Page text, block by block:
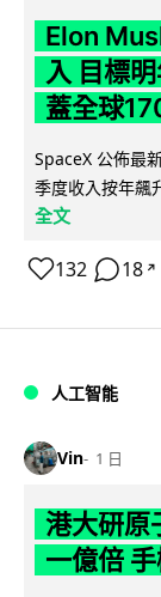
Elon
入 目標
蓋全球
SpaceX 公佈最
季度收入按年飆
全文
132 18 ↗
人工智能
Vin 1 日
港大研原
一億倍